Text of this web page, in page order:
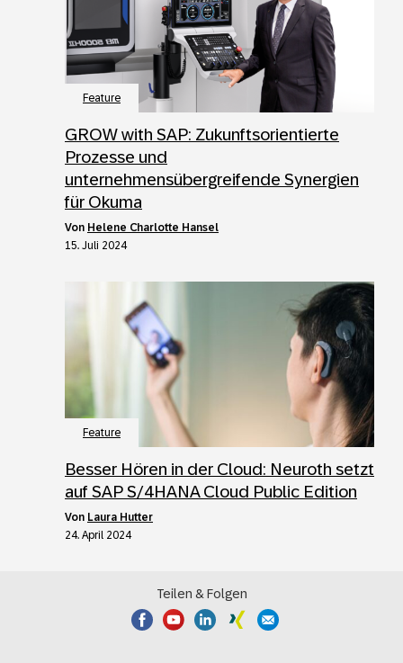
Feature
GROW with SAP: Zukunftsorientierte
Prozesse und
unternehmensübergreifende Synergien
für Okuma
von Helene Charlotte Hansel
15. Juli 2024
Feature
Besser Hören in der Cloud: Neuroth setzt
auf SAP S/4HANA Cloud Public Edition
von Laura Hutter
24. April 2024
Teilen & Folgen